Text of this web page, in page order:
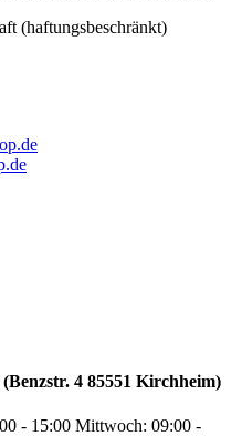
(haftungsbeschränkt)
4 85551 Kirchheim)
- 15:00 Mittwoch: 09:00 -